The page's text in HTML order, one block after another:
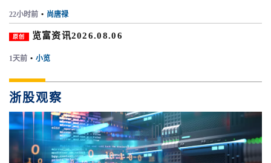
22小时前 • 尚唐禄
原创 览富资讯2026.08.06
1天前 • 小览
浙股观察